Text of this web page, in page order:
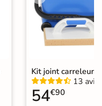
Kit joint carreleur
13 avis
54€90